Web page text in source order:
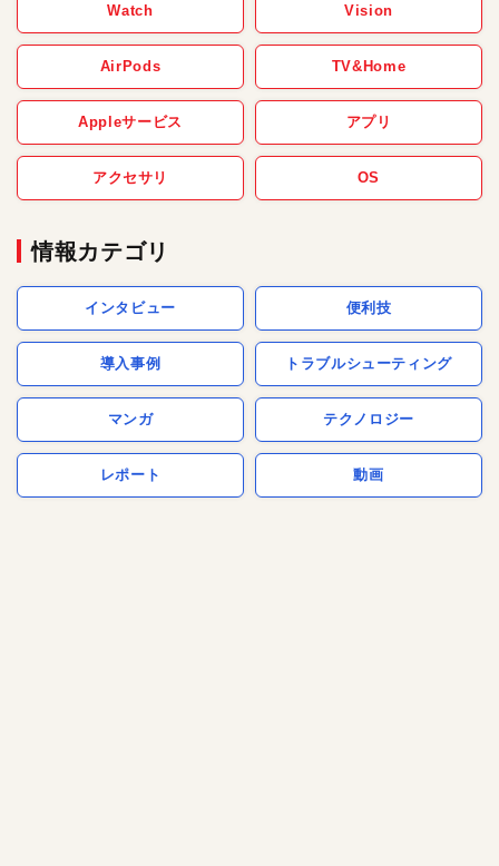
Watch Vision
AirPods TV&Home
Appleサービス アプリ
アクセサリ OS
情報カテゴリ
インタビュー 便利技
導入事例 トラブルシューティング
マンガ テクノロジー
レポート 動画